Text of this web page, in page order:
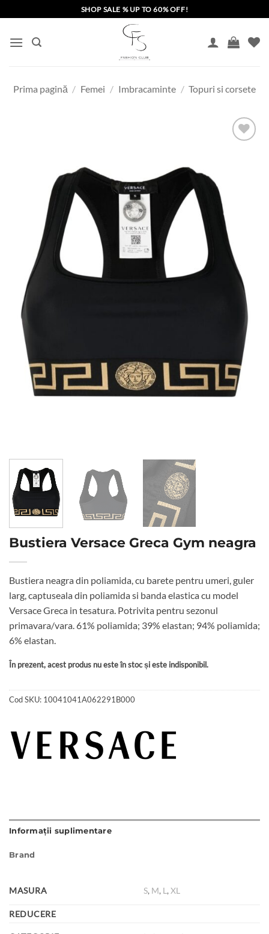
to
content
SHOP SALE % UP TO 60% OFF!
Prima pagină / Femei / Imbracaminte / Topuri si corsete
Bustiera Versace Greca Gym neagra
Bustiera neagra din poliamida, cu barete pentru umeri, guler
larg, captuseala din poliamida si banda elastica cu model
Versace Greca in tesatura. Potrivita pentru sezonul
primavara/vara. 61% poliamida; 39% elastan; 94% poliamida;
6% elastan.
În prezent, acest produs nu este în stoc și este indisponibil.
Cod SKU: 10041041A062291B000
Informații suplimentare
Brand
MASURA S, M, L ,XL
REDUCERE